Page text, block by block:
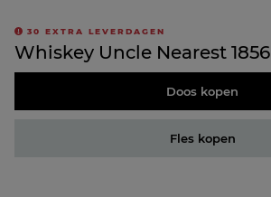
30 EXTRA LEVERDAGEN
Whiskey Uncle Nearest 1856
Doos kopen
Fles kopen